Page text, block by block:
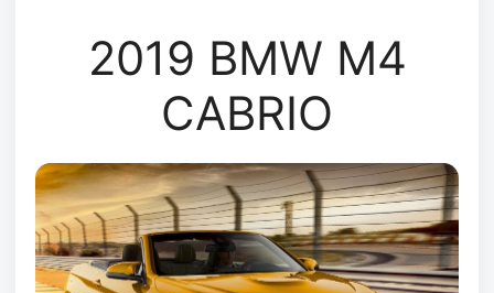
2019 BMW M4
CABRIO